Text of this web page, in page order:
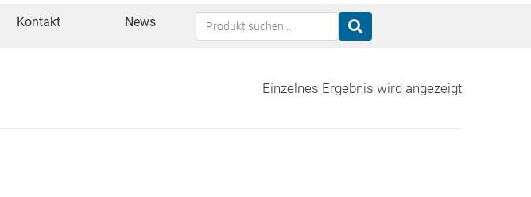
Kontakt News
Einzelnes Ergebnis wird angezeigt